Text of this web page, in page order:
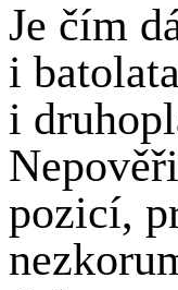
Je čím
i
i
pozicí,